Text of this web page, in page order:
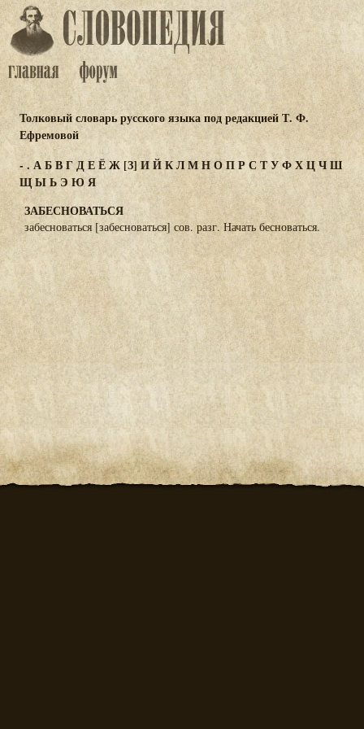
Толковый словарь русского языка под редакцией Т. Ф.
Ефремовой
- . АБВГДЕЁЖ [З] ИЙКЛМНОПРС ТУФХЦЧШ
ЩЫЬЭ ЮЯ
ЗАБЕСНОВАТЬСЯ
забесноваться [забесноваться] сов. разг. Начать бесноваться.